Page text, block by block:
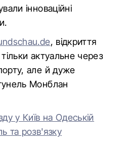
інноваційні
, відкриття
актуальне через
але й дуже
Монблан
у Київ на Одеській
та розв'язку